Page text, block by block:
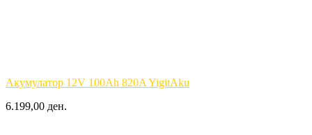
Акумулатор 12V 100Ah 820A YigitAku
6.199,00 ден.